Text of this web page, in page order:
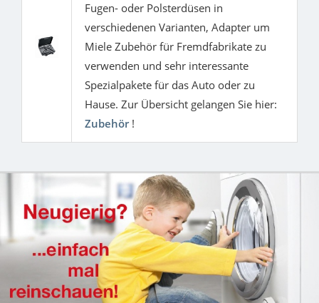
Fugen- oder Polsterdüsen in
verschiedenen Varianten, Adapter um
Miele Zubehör für Fremdfabrikate zu
verwenden und sehr interessante
Spezialpakete für das Auto oder zu
Hause. Zur Übersicht gelangen Sie hier:
Zubehör!